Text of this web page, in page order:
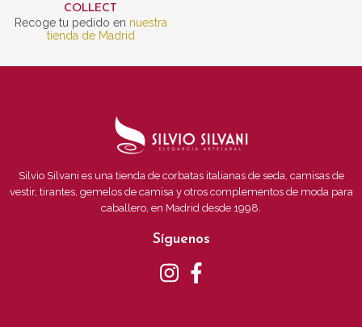
COLLECT
Recoge tu pedido en nuestra
tienda de Madrid
Silvio Silvani es una tienda de corbatas italianas de seda, camisas de
vestir, tirantes, gemelos de camisa y otros complementos de moda para
caballero, en Madrid desde 1998.
Síguenos